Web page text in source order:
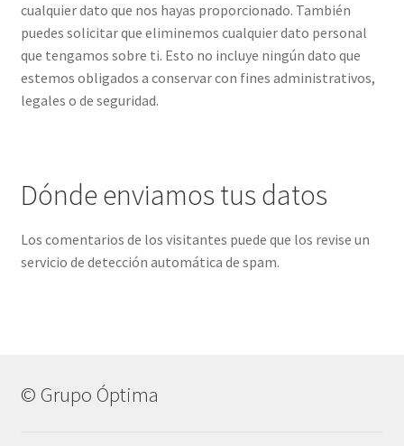
cualquier dato que nos hayas proporcionado. También
puedes solicitar que eliminemos cualquier dato personal
que tengamos sobre ti. Esto no incluye ningún dato que
estemos obligados a conservar con fines administrativos,
legales o de seguridad.
Dónde enviamos tus datos
Los comentarios de los visitantes puede que los revise un
servicio de detección automática de spam.
© Grupo Óptima